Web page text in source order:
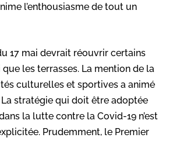
l’enthousiasme de tout un
17 mai devrait réouvrir certains
les terrasses. La mention de la
culturelles et sportives a animé
stratégie qui doit être adoptée
la lutte contre la Covid-19 n’est
Prudemment, le Premier